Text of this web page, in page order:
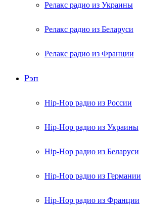
Релакс радио из Украины
Релакс радио из Беларуси
Релакс радио из Франции
Рэп
Hip-Hop радио из России
Hip-Hop радио из Украины
Hip-Hop радио из Беларуси
Hip-Hop радио из Германии
Hip-Hop радио из Франции